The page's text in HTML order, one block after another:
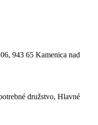
943 65 Kamenica nad
družstvo, Hlavné